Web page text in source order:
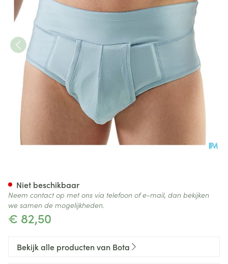
€ 82,50
Niet beschikbaar
Neem contact op met ons via telefoon of e-mail, dan bekijken
we samen de mogelijkheden.
Bekijk alle producten van Bota